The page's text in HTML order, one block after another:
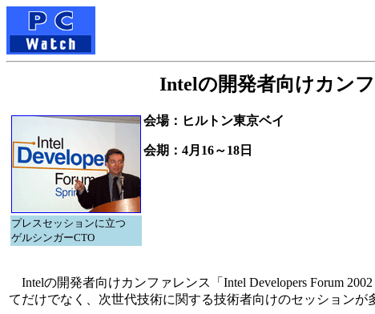
Intelの開発者向けカン
プレスセッションに立つ
ゲルシンガーCTO
会場：ヒルトン東京ベイ
会期：4月16～18日
Intelの開発者向けカンファレンス「Intel Developers Forum
てだけでなく、次世代技術に関する技術者向けのセッションが